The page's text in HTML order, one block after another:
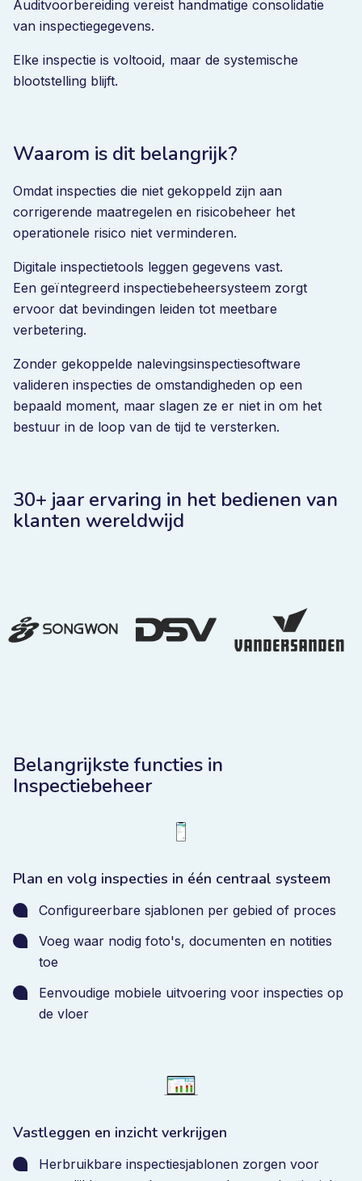
Auditvoorbereiding vereist handmatige consolidatie
van inspectiegegevens.
Elke inspectie is voltooid, maar de systemische
blootstelling blijft.
Waarom is dit belangrijk?
Omdat inspecties die niet gekoppeld zijn aan
corrigerende maatregelen en risicobeheer het
operationele risico niet verminderen.
Digitale inspectietools leggen gegevens vast.
Een geïntegreerd inspectiebeheersysteem zorgt
ervoor dat bevindingen leiden tot meetbare
verbetering.
Zonder gekoppelde nalevingsinspectiesoftware
valideren inspecties de omstandigheden op een
bepaald moment, maar slagen ze er niet in om het
bestuur in de loop van de tijd te versterken.
30+ jaar ervaring in het bedienen van
klanten wereldwijd
Belangrijkste functies in
Inspectiebeheer
Plan en volg inspecties in één centraal systeem
Configureerbare sjablonen per gebied of proces
Voeg waar nodig foto's, documenten en notities
toe
Eenvoudige mobiele uitvoering voor inspecties op
de vloer
Vastleggen en inzicht verkrijgen
Herbruikbare inspectiesjablonen zorgen voor